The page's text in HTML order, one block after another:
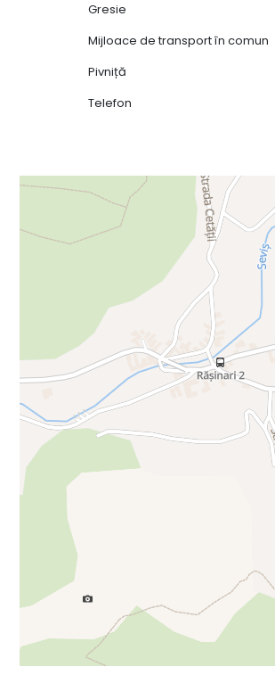
Gresie
Mijloace de transport în comun
Pivniță
Telefon